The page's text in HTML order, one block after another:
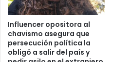
Influencer opositora al
chavismo asegura que
persecución política la
obligó a salir del país y